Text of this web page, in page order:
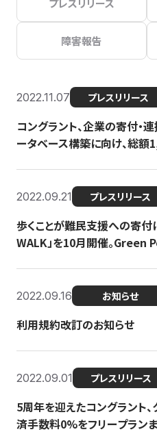
障害報告
2022.11.07 プレスリリース
コングラント、企業の寄付・
ータベース構築に向け、総
2022.09.21 プレスリリース
歩くことが難民支援への寄付
WALK」を10月開催。Green
2022.09.16 お知らせ
利用規約改訂のお知らせ
2022.09.01 プレスリリース
5周年を迎えたコングラント
済手数料0%をフリープラン